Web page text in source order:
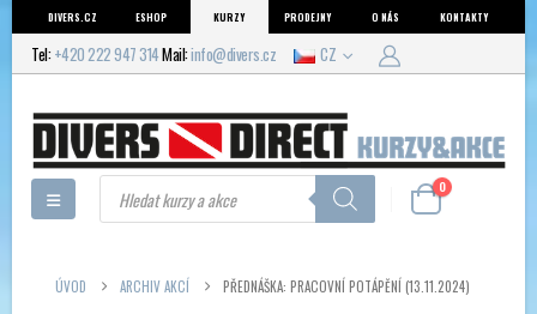
DIVERS.CZ ESHOP KURZY PRODEJNY O NÁS KONTAKTY
Tel: +420 222 947 314Mail:info@divers.cz CZ
Products
search 0
ÚVOD ARCHIV AKCÍ PŘEDNÁŠKA: PRACOVNÍ POTÁPĚNÍ (13.11.2024)